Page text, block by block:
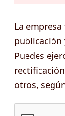
La
publicación
Puedes
otros,